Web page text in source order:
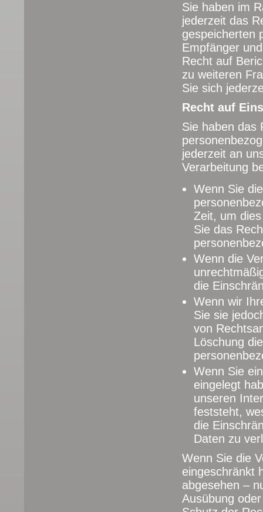
Sie haben im
jederzeit das
gespeicherten
Empfänger
Recht auf
zu weiteren
Sie sich
Recht auf
Sie haben das
jederzeit an
Verarbeitung
Wenn Sie
Zeit, um
Sie das
Wenn die
die
Wenn wir
Sie sie
von
Löschung
Wenn Sie
eingelegt
unseren
feststeht,
die
Daten zu
Wenn Sie die
eingeschränkt
abgesehen –
Ausübung